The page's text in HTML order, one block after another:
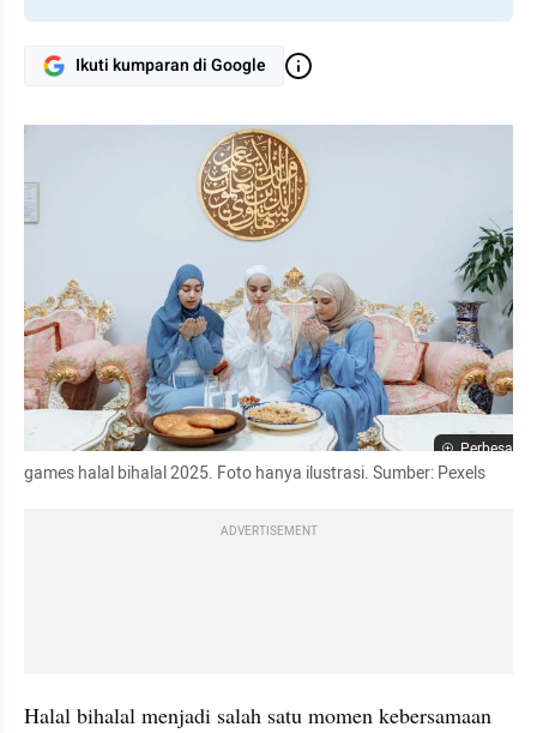
Ikuti kumparan di Google
Perbesar
games halal bihalal 2025. Foto hanya ilustrasi. Sumber: Pexels
ADVERTISEMENT
Halal bihalal menjadi salah satu momen kebersamaan